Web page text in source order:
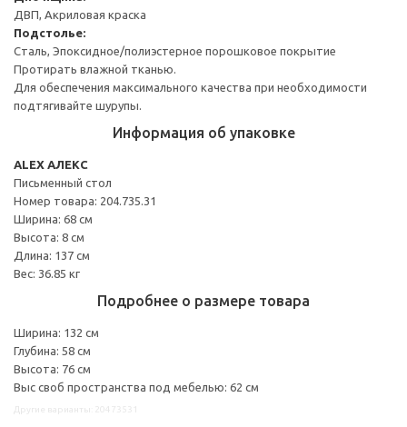
ДВП, Акриловая краска
Подстолье:
Сталь, Эпоксидное/полиэстерное порошковое покрытие
Протирать влажной тканью.
Для обеспечения максимального качества при необходимости
подтягивайте шурупы.
Информация об упаковке
ALEX АЛЕКС
Письменный стол
Номер товара: 204.735.31
Ширина: 68 см
Высота: 8 см
Длина: 137 см
Вес: 36.85 кг
Подробнее о размере товара
Ширина: 132 см
Глубина: 58 см
Высота: 76 см
Выс своб пространства под мебелью: 62 см